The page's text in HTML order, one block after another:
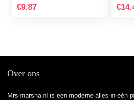
Choice/Instructions in
€9.87 €
Over ons
Mrs-marsha.nl is een moderne alles-in-één